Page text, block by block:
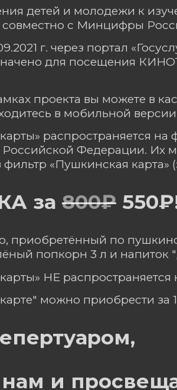
детей и молодежи к
с Минцифры
г. через портал
для посещения
проекта вы можете в
в мобильной версии
распространяется
Федерации. Их
«Пушкинская
за 800₽
приобретённый по
попкорн 3 л и
НЕ
можно приобрести за 1
и